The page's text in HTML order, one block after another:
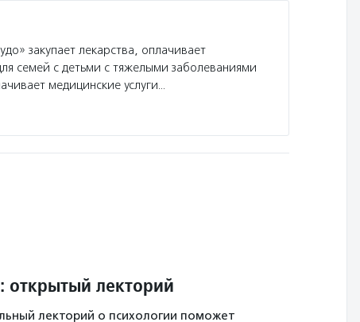
закупает лекарства, оплачивает
семей с детьми с тяжелыми заболеваниями
медицинские услуги…
открытый лекторий
лекторий о психологии поможет